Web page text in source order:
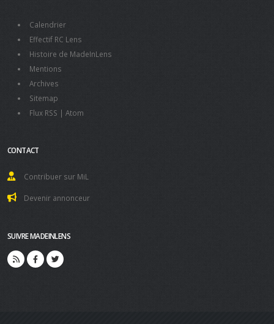
Calendrier
Effectif RC Lens
Histoire de MadeInLens
Mentions
Archives
Sitemap
Flux RSS | Atom
CONTACT
Contribuer sur MiL
Devenir annonceur
SUIVRE MADEINLENS